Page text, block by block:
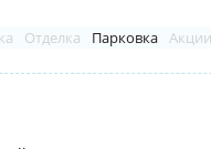
Отделка Парковка